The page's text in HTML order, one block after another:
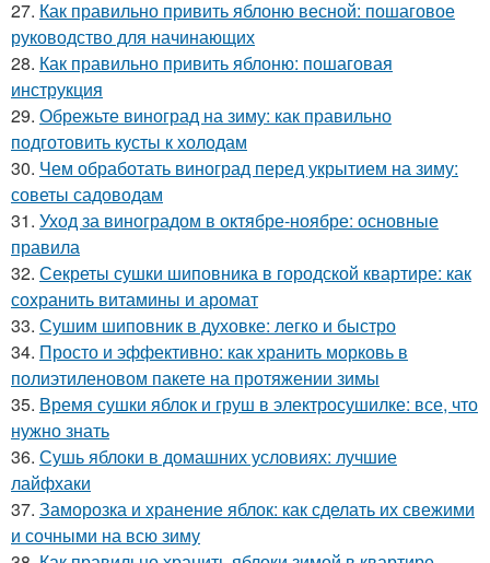
27. Как правильно привить яблоню весной: пошаговое
руководство для начинающих
28. Как правильно привить яблоню: пошаговая
инструкция
29. Обрежьте виноград на зиму: как правильно
подготовить кусты к холодам
30. Чем обработать виноград перед укрытием на зиму:
советы садоводам
31. Уход за виноградом в октябре-ноябре: основные
правила
32. Секреты сушки шиповника в городской квартире: как
сохранить витамины и аромат
33. Сушим шиповник в духовке: легко и быстро
34. Просто и эффективно: как хранить морковь в
полиэтиленовом пакете на протяжении зимы
35. Время сушки яблок и груш в электросушилке: все, что
нужно знать
36. Сушь яблоки в домашних условиях: лучшие
лайфхаки
37. Заморозка и хранение яблок: как сделать их свежими
и сочными на всю зиму